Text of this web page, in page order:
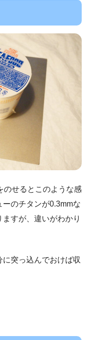
のせるとこのような感
のチタンが0.3mmな
すが、違いがわかり
突っ込んでおけば収